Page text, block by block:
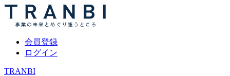
会員登録
ログイン
TRANBI